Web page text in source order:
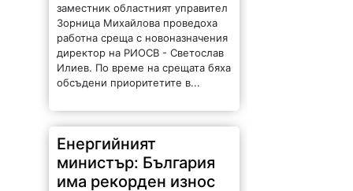
заместник областният управител
Зорница Михайлова проведоха
работна среща с новоназначения
директор на РИОСВ - Светослав
Илиев. По време на срещата бяха
обсъдени приоритетите в...
Енергийният
министър: България
има рекорден износ